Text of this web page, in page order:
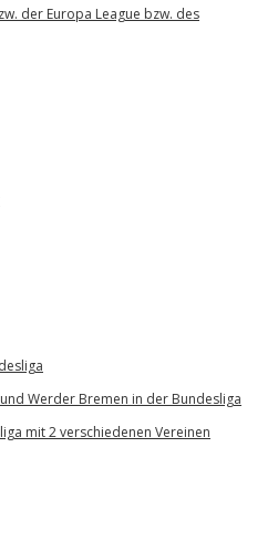
der Europa League bzw. des
Werder Bremen in der Bundesliga
mit 2 verschiedenen Vereinen